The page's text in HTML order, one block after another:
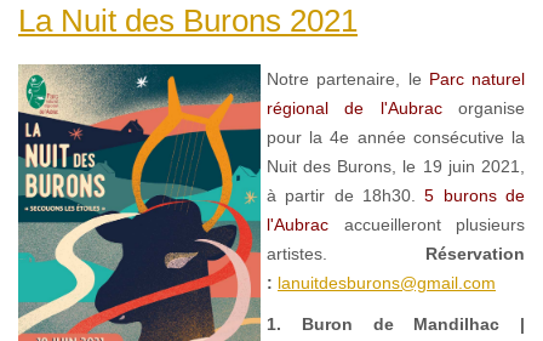
La Nuit des Burons 2021
Notre partenaire, le Parc naturel
régional de l'Aubracorganise
pour la 4e année consécutive la
Nuit des Burons, le 19 juin 2021,
à partir de 18h30.5 burons de
l'Aubrac accueilleront plusieurs
artistes. Réservation
: lanuitdesburons@gmail.com
1. Buron de Mandilhac |